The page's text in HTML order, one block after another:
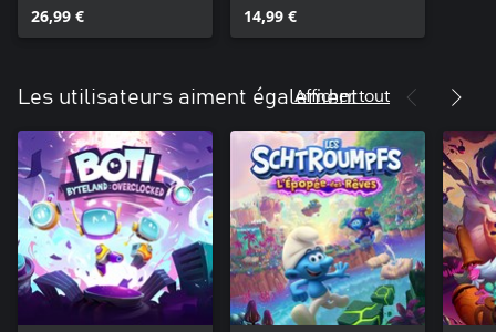
26,99 € 14,99 €
Les utilisateurs aiment également
Afficher tout